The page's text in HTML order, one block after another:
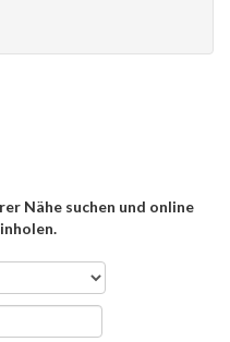
Nähe suchen und online